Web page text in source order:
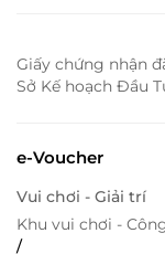
Giấy chứng nhận
Sở Kế hoạch Đầu
e-Voucher
Vui chơi - Giải trí
Khu vui chơi -
/